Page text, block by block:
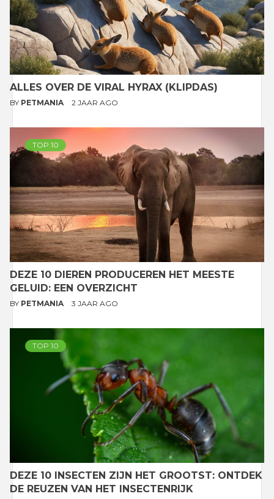
ALLES OVER DE VIRAL HYRAX (KLIPDAS)
BY PETMANIA 2 JAAR AGO
TOP 10
DEZE 10 DIEREN PRODUCEREN HET MEESTE
GELUID: EEN OVERZICHT
BY PETMANIA 3 JAAR AGO
TOP 10
DEZE 10 INSECTEN ZIJN HET GROOTST: ONTDEK
DE REUZEN VAN HET INSECTENRIJK